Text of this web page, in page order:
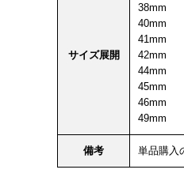
サイズ展開
38mm
40mm
41mm
42mm
44mm
45mm
46mm
49mm
備考 単品購入